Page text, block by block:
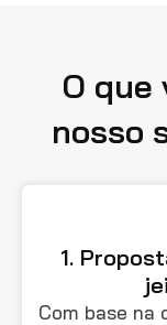
O que
nosso
1.
Com base na